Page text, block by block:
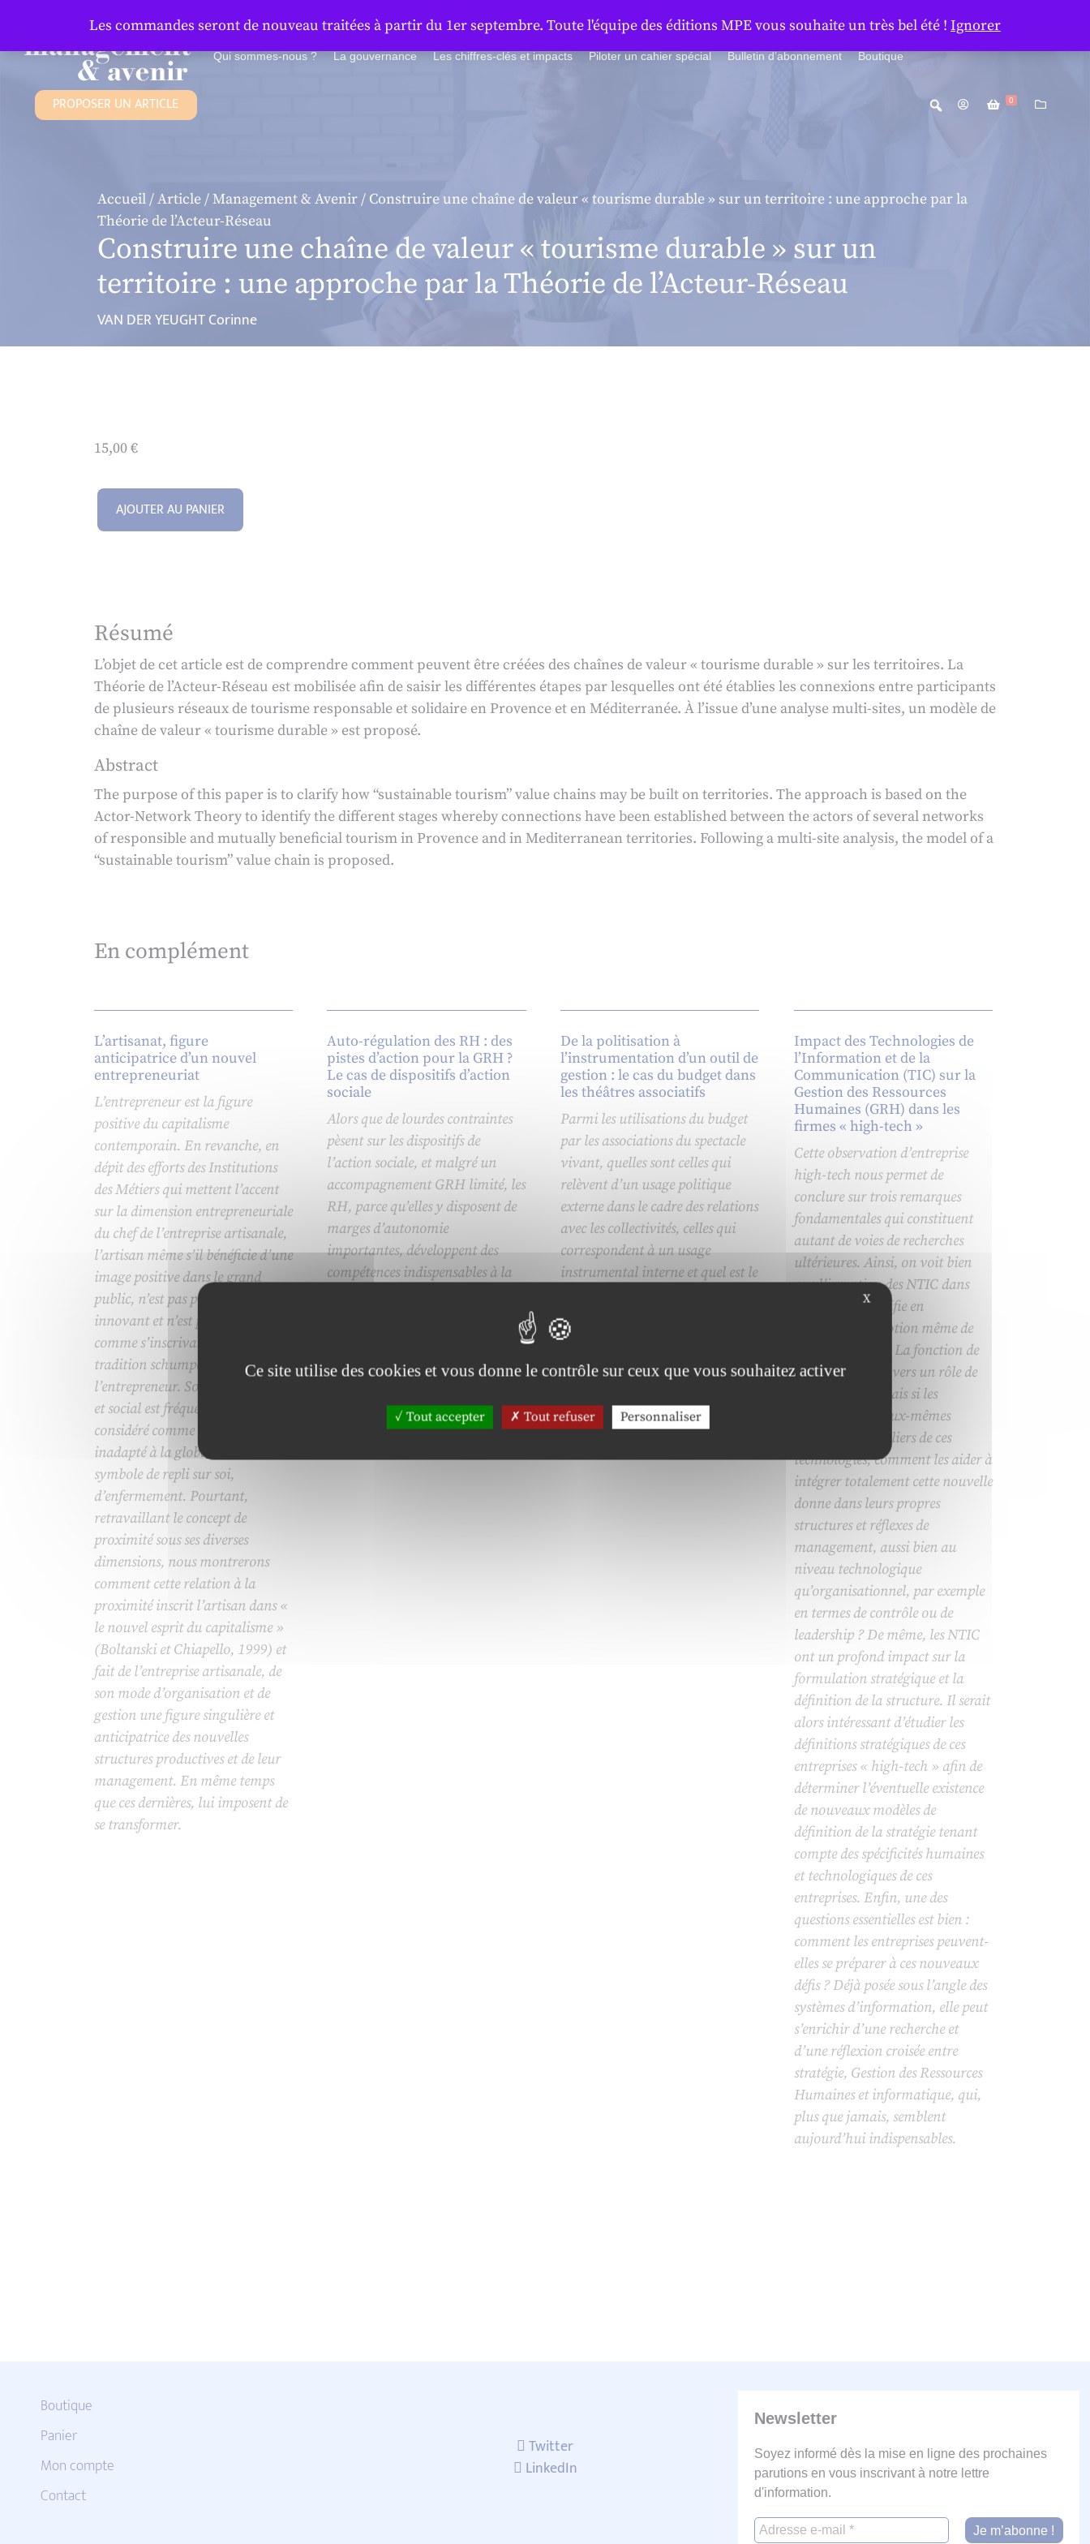
Qui sommes-nous ? La gouvernance Les chiffres-clés et impacts Piloter un cahier spécial Bulletin d’abonnement Boutique
PROPOSER UN ARTICLE 0
Accueil/Article/Management & Avenir/ Construire une chaîne de valeur « tourisme durable » sur un territoire : une approche par la
Théorie de l’Acteur-Réseau
Construire une chaîne de valeur « tourisme durable » sur un
territoire : une approche par la Théorie de l’Acteur-Réseau
VAN DER YEUGHT Corinne
15,00€
AJOUTER AU PANIER
Résumé
L’objet de cet article est de comprendre comment peuvent être créées des chaînes de valeur « tourisme durable » sur les territoires. La
Théorie de l’Acteur-Réseau est mobilisée afin de saisir les différentes étapes par lesquelles ont été établies les connexions entre participants
de plusieurs réseaux de tourisme responsable et solidaire en Provence et en Méditerranée. À l’issue d’une analyse multi-sites, un modèle de
chaîne de valeur « tourisme durable » est proposé.
Abstract
The purpose of this paper is to clarify how “sustainable tourism” value chains may be built on territories. The approach is based on the
Actor-Network Theory to identify the different stages whereby connections have been established between the actors of several networks
of responsible and mutually beneficial tourism in Provence and in Mediterranean territories. Following a multi-site analysis, the model of a
“sustainable tourism” value chain is proposed.
En complément
L’artisanat, figure
anticipatrice d’un nouvel
entrepreneuriat
L’entrepreneur est la figure
positive du capitalisme
contemporain. En revanche, en
dépit des efforts des Institutions
des Métiers qui mettent l’accent
sur la dimension entrepreneuriale
du chef de l’entreprise artisanale,
l’artisan même s’il bénéficie d’une
image positive dans le grand
public, n’est pas perçu comme
innovant et n’est pas appréhendé
comme s’inscrivant dans la
tradition schumpétérienne de
l’entrepreneur. Son ancrage local
et social est fréquemment
considéré comme passéiste et
inadapté à la globalisation,
symbole de repli sur soi,
d’enfermement. Pourtant,
retravaillant le concept de
proximité sous ses diverses
dimensions, nous montrerons
comment cette relation à la
proximité inscrit l’artisan dans «
le nouvel esprit du capitalisme »
(Boltanski et Chiapello, 1999) et
fait de l’entreprise artisanale, de
son mode d’organisation et de
gestion une figure singulière et
anticipatrice des nouvelles
structures productives et de leur
management. En même temps
que ces dernières, lui imposent de
se transformer.
Auto-régulation des RH : des
pistes d’action pour la GRH ?
Le cas de dispositifs d’action
sociale
Alors que de lourdes contraintes
pèsent sur les dispositifs de
l’action sociale, et malgré un
accompagnement GRH limité, les
RH, parce qu’elles y disposent de
marges d’autonomie
importantes, développent des
compétences indispensables à la
d’action pour la GRH.
De la politisation à
l’instrumentation d’un outil de
gestion : le cas du budget dans
les théâtres associatifs
Parmi les utilisations du budget
par les associations du spectacle
vivant, quelles sont celles qui
relèvent d’un usage politique
externe dans le cadre des relations
avec les collectivités, celles qui
correspondent à un usage
instrumental interne et quel est le
d’utilisations ? Telle est la
question à laquelle cet article
répond, d’abord de manière
théorique, puis de manière
pratique, au moyen de l’étude de
deux cas de théâtres associatifs.
Impact des Technologies de
l’Information et de la
Communication (TIC) sur la
Gestion des Ressources
Humaines (GRH) dans les
firmes « high-tech »
Cette observation d’entreprise
high-tech nous permet de
conclure sur trois remarques
fondamentales qui constituent
autant de voies de recherches
ultérieures. Ainsi, on voit bien
que l’irruption des NTIC dans
l’entreprise modifie en
profondeur la notion même de
management : « La fonction de
manager évolue vers un rôle de
facilitateur ». Mais si les
managers sont eux-mêmes
utilisateurs familiers de ces
technologies, comment les aider à
intégrer totalement cette nouvelle
donne dans leurs propres
structures et réflexes de
management, aussi bien au
niveau technologique
qu’organisationnel, par exemple
en termes de contrôle ou de
leadership ? De même, les NTIC
ont un profond impact sur la
formulation stratégique et la
définition de la structure. Il serait
alors intéressant d’étudier les
définitions stratégiques de ces
entreprises « high-tech » afin de
déterminer l’éventuelle existence
de nouveaux modèles de
définition de la stratégie tenant
compte des spécificités humaines
et technologiques de ces
entreprises. Enfin, une des
questions essentielles est bien :
comment les entreprises peuvent-
elles se préparer à ces nouveaux
défis ? Déjà posée sous l’angle des
systèmes d’information, elle peut
s’enrichir d’une recherche et
d’une réflexion croisée entre
stratégie, Gestion des Ressources
Humaines et informatique, qui,
plus que jamais, semblent
aujourd’hui indispensables.
Boutique
Panier
Mon compte
Contact
Twitter
LinkedIn
Newsletter
Soyez informé dès la mise en ligne des prochaines
parutions en vous inscrivant à notre lettre
d'information.
Les commandes seront de nouveau traitées à partir du 1er septembre. Toute l'équipe des éditions MPE vous souhaite un très bel été ! Ignorer
X
Ce site utilise des cookies et vous donne le contrôle sur ceux que vous souhaitez activer
Tout accepter Tout refuser Personnaliser